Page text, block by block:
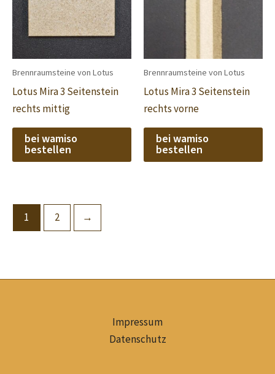
Brennraumsteine von Lotus
Lotus Mira 3 Seitenstein
rechts mittig
bei wamiso
bestellen
Brennraumsteine von Lotus
Lotus Mira 3 Seitenstein
rechts vorne
bei wamiso
bestellen
1 2 →
Impressum
Datenschutz